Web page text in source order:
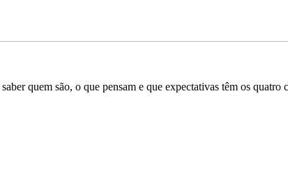
quem são, o que pensam e que expectativas têm os